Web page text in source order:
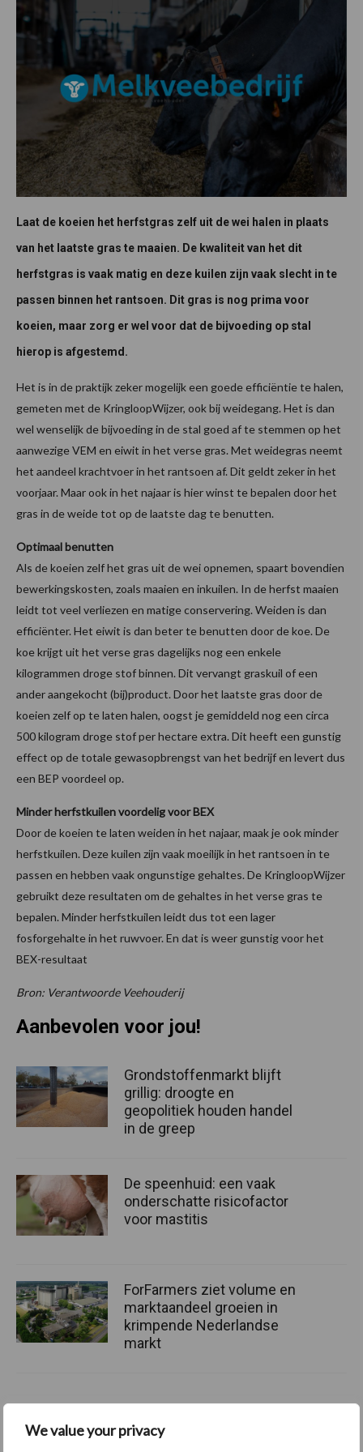
We value your privacy
Laat de koeien het herfstgras zelf uit de wei halen in plaats
van het laatste gras te maaien. De kwaliteit van het dit
herfstgras is vaak matig en deze kuilen zijn vaak slecht in te
passen binnen het rantsoen. Dit gras is nog prima voor
koeien, maar zorg er wel voor dat de bijvoeding op stal
hierop is afgestemd.
Het is in de praktijk zeker mogelijk een goede efficiëntie te halen,
gemeten met de KringloopWijzer, ook bij weidegang. Het is dan
wel wenselijk de bijvoeding in de stal goed af te stemmen op het
aanwezige VEM en eiwit in het verse gras. Met weidegras neemt
het aandeel krachtvoer in het rantsoen af. Dit geldt zeker in het
voorjaar. Maar ook in het najaar is hier winst te bepalen door het
gras in de weide tot op de laatste dag te benutten.
Optimaal benutten
Als de koeien zelf het gras uit de wei opnemen, spaart bovendien
bewerkingskosten, zoals maaien en inkuilen. In de herfst maaien
leidt tot veel verliezen en matige conservering. Weiden is dan
efficiënter. Het eiwit is dan beter te benutten door de koe. De
koe krijgt uit het verse gras dagelijks nog een enkele
kilogrammen droge stof binnen. Dit vervangt graskuil of een
ander aangekocht (bij)product. Door het laatste gras door de
koeien zelf op te laten halen, oogst je gemiddeld nog een circa
500 kilogram droge stof per hectare extra. Dit heeft een gunstig
effect op de totale gewasopbrengst van het bedrijf en levert dus
een BEP voordeel op.
Minder herfstkuilen voordelig voor BEX
Door de koeien te laten weiden in het najaar, maak je ook minder
herfstkuilen. Deze kuilen zijn vaak moeilijk in het rantsoen in te
passen en hebben vaak ongunstige gehaltes. De KringloopWijzer
gebruikt deze resultaten om de gehaltes in het verse gras te
bepalen. Minder herfstkuilen leidt dus tot een lager
fosforgehalte in het ruwvoer. En dat is weer gunstig voor het
BEX-resultaat
Bron: Verantwoorde Veehouderij
Aanbevolen voor jou!
Grondstoffenmarkt blijft
grillig: droogte en
geopolitiek houden handel
in de greep
De speenhuid: een vaak
onderschatte risicofactor
voor mastitis
ForFarmers ziet volume en
marktaandeel groeien in
krimpende Nederlandse
markt